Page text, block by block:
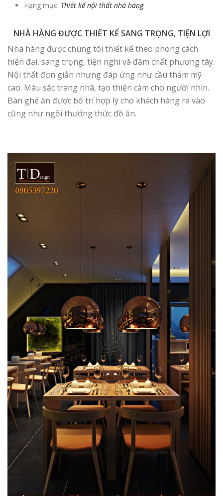
Hạng mục: Thiết kế nội thất nhà hàng
NHÀ HÀNG ĐƯỢC THIẾT KẾ SANG TRỌNG, TIỆN LỢI
Nhà hàng được chúng tôi thiết kế theo phong cách
hiện đại, sang trọng, tiện nghi và đậm chất phương tây.
Nội thất đơn giản nhưng đáp ứng như cầu thẩm mỹ
cao. Màu sắc trang nhã, tạo thiện cảm cho người nhìn.
Bàn ghế ăn được bố trí hợp lý cho khách hàng ra vào
cũng như ngồi thướng thức đồ ăn.